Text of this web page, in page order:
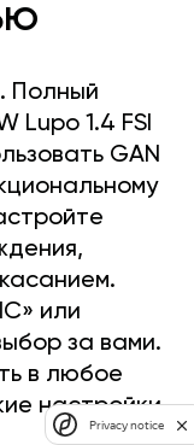
Полный
Lupo 1.4 FSI
GAN
или
за вами.
в любое
настройки
Privacy notice